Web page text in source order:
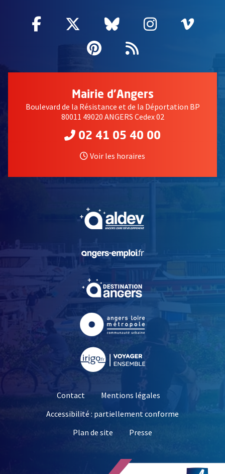
Facebook
, Ouvre une nouvelle fenêtre
Twitter
, Ouvre une nouvelle
Bluesky
, Ouvre une
Instagram
, Ouvre
,
Pinterest
, Ouvre une
Flux RSS
Mairie d'Angers
Boulevard de la Résistance et de la Déportation BP
80011 49020 ANGERS Cedex 02
02 41 05 40 00
Voir les horaires
, Ouvre une nouvelle
, Ouvre une nouvelle
Contact
Mentions légales
Accessibilité : partiellement conforme
Plan de site
Presse